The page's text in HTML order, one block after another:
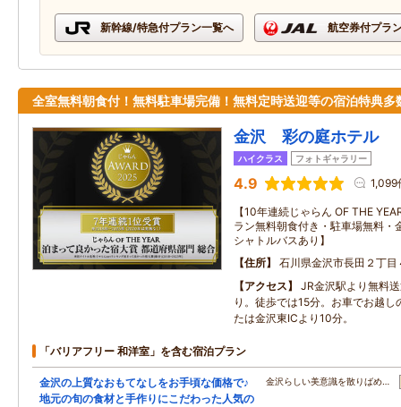
新幹線/特急付プラン一覧へ 航空券付プラ
全室無料朝食付！無料駐車場完備！無料定時送迎等の宿泊特典多
金沢 彩の庭ホテル
ハイクラス フォトギャラリー
4.9 1,099
【10年連続じゃらん OF THE
ラン無料朝食付き・駐車場無料・
シャトルバスあり】
住所
石川県金沢市長田２丁目
アクセス
JR金沢駅より無料
り。徒歩では15分。お車でお越し
たは金沢東ICより10分。
「バリアフリー 和洋室」を含む宿泊プラン
金沢の上質なおもてなしをお手頃な価格で♪
地元の旬の食材と手作りにこだわった人気の
金沢らしい美意識を散りばめ…